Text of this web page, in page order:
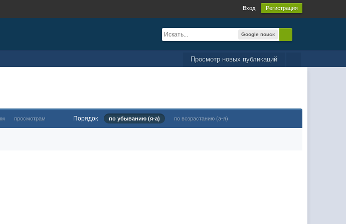
Вход Регистрация
Google поиск
Просмотр новых публикаций
просмотрам Порядок по убыванию (я-а) по возрастанию (а-я)